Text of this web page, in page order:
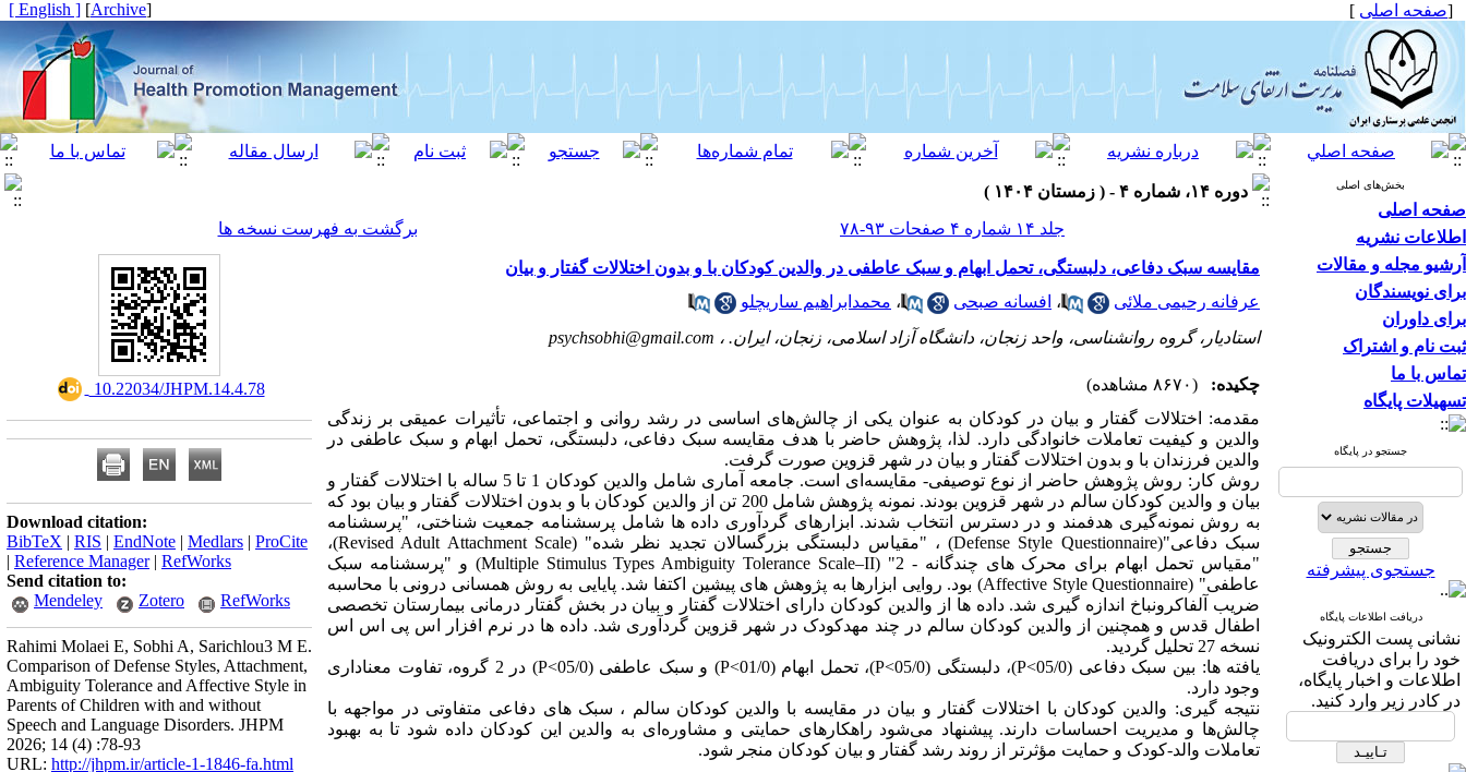
[صفحه اصلی ]
[
Archive
]
[ English ]
بخش‌های اصلی
صفحه اصلی
اطلاعات نشریه
آرشیو مجله و مقالات
برای نویسندگان
برای داوران
ثبت نام و اشتراک
تماس با ما
تسهیلات پایگاه
جستجو در پایگاه
جستجوی پیشرفته
دریافت اطلاعات پایگاه
نشانی پست الکترونیک
خود را برای دریافت
اطلاعات و اخبار پایگاه،
در کادر زیر وارد کنید.
دوره ۱۴، شماره ۴ - ( زمستان ۱۴۰۴ )
جلد ۱۴ شماره ۴ صفحات ۹۳-۷۸
برگشت به فهرست نسخه ها
مقایسه سبک دفاعی، دلبستگی، تحمل ابهام و سبک عاطفی در والدین کودکان با و بدون اختلالات گفتار و بیان
عرفانه رحیمی ملائی
، افسانه صبحی ، محمدابراهیم ساریچلو
استادیار، گروه روانشناسی، واحد زنجان، دانشگاه آزاد اسلامی، زنجان، ایران. ، psychsobhi@gmail.com
چکیده:
(۸۶۷۰ مشاهده)
مقدمه: اختلالات گفتار و بیان در کودکان به عنوان یکی از چالش‌های اساسی در رشد روانی و اجتماعی، تأثیرات عمیقی بر زندگی
والدین و کیفیت تعاملات خانوادگی دارد. لذا، پژوهش حاضر با هدف مقایسه سبک‌ دفاعی، دلبستگی، تحمل ابهام و سبک عاطفی در
والدین فرزندان با و بدون اختلالات گفتار و بیان در شهر قزوین صورت گرفت.
روش کار: روش پژوهش حاضر از نوع توصیفی- مقایسه‌ای است. جامعه آماری شامل والدین کودکان 1 تا 5 ساله با اختلالات گفتار و
بیان و والدین کودکان سالم در شهر قزوین بودند. نمونه پژوهش شامل 200 تن از والدین کودکان با و بدون اختلالات گفتار و بیان بود که
به روش نمونه‌گیری هدفمند و در دسترس انتخاب شدند. ابزارهای گردآوری داده ها شامل پرسشنامه جمعیت شناختی، "پرسشنامه
سبک دفاعی"(Defense Style Questionnaire) ، "مقیاس دلبستگی بزرگسالان تجدید نظر شده" (Revised Adult Attachment Scale)،
"مقیاس تحمل ابهام برای محرک های چندگانه - 2" (Multiple Stimulus Types Ambiguity Tolerance Scale–II) و "پرسشنامه سبک
عاطفی" (Affective Style Questionnaire) بود. روایی ابزارها به پژوهش های پیشین اکتفا شد. پایایی به روش همسانی درونی با محاسبه
ضریب آلفاکرونباخ اندازه گیری شد. داده ها از والدین کودکان دارای اختلالات گفتار و بیان در بخش گفتار درمانی بیمارستان تخصصی
اطفال قدس و همچنین از والدین کودکان سالم در چند مهدکودک در شهر قزوین گردآوری شد. داده ها در نرم افزار اس پی اس اس
نسخه 27 تحلیل گردید.
یافته ها: بین سبک‌ دفاعی (05/0>P)، دلبستگی (05/0>P)، تحمل ابهام (01/0>P) و سبک عاطفی (05/0>P) در 2 گروه، تفاوت‌ معنا‌داری
وجود دارد.
نتیجه گیری: والدین کودکان با اختلالات گفتار و بیان در مقایسه با والدین کودکان سالم ، سبک های دفاعی متفاوتی در مواجهه با
چالش‌ها و مدیریت احساسات دارند. پیشنهاد می‌شود راهکارهای حمایتی و مشاوره‌ای به والدین این کودکان داده شود تا به بهبود
تعاملات والد-کودک و حمایت مؤثرتر از روند رشد گفتار و بیان کودکان منجر شود.
‎ 10.22034/JHPM.14.4.78
Download citation:
BibTeX | RIS | EndNote | Medlars | ProCite
| Reference Manager| RefWorks
Send citation to:
Mendeley
Zotero RefWorks
Rahimi Molaei E, Sobhi A, Sarichlou3 M E.
Comparison of Defense Styles, Attachment,
Ambiguity Tolerance and Affective Style in
Parents of Children with and without
Speech and Language Disorders. JHPM
2026; 14 (4) :78-93
URL: http://jhpm.ir/article-1-1846-fa.html